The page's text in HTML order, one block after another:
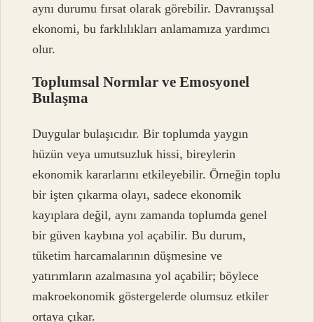
aynı durumu fırsat olarak görebilir. Davranışsal
ekonomi, bu farklılıkları anlamamıza yardımcı
olur.
Toplumsal Normlar ve Emosyonel
Bulaşma
Duygular bulaşıcıdır. Bir toplumda yaygın
hüzün veya umutsuzluk hissi, bireylerin
ekonomik kararlarını etkileyebilir. Örneğin toplu
bir işten çıkarma olayı, sadece ekonomik
kayıplara değil, aynı zamanda toplumda genel
bir güven kaybına yol açabilir. Bu durum,
tüketim harcamalarının düşmesine ve
yatırımların azalmasına yol açabilir; böylece
makroekonomik göstergelerde olumsuz etkiler
ortaya çıkar.